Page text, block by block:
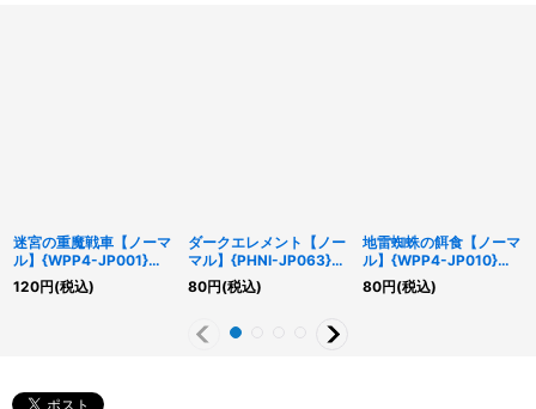
迷宮の重魔戦車【ノーマ
ル】{WPP4-JP001}
《モンスター》
120円(税込)
ダークエレメント【ノー
マル】{PHNI-JP063}
《魔法》
80円(税込)
地雷蜘蛛の餌食【ノーマ
ル】{WPP4-JP010}
《罠》
80円(税込)